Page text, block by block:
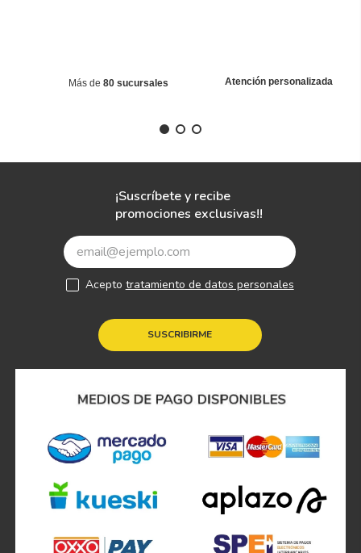
Más de 80 sucursales Atención personalizada
¡Suscríbete y recibe
promociones exclusivas!!
SUSCRIBIRME
Acepto tratamiento de datos personales